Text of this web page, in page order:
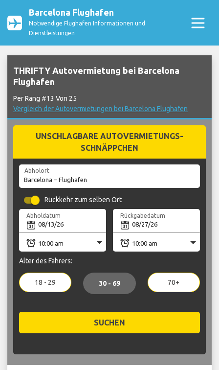
Barcelona Flughafen
Notwendige Flughafen Informationen und
Dienstleistungen
THRIFTY Autovermietung bei Barcelona
Flughafen
Per Rang #13 Von 25
Vergleich der Autovermietungen bei Barcelona Flughafen
UNSCHLAGBARE AUTOVERMIETUNGS-
SCHNÄPPCHEN
Abholort
Rückkehr zum selben Ort
Abholdatum Rückgabedatum
Alter des Fahrers:
18 - 29 30 - 69 70+
SUCHEN